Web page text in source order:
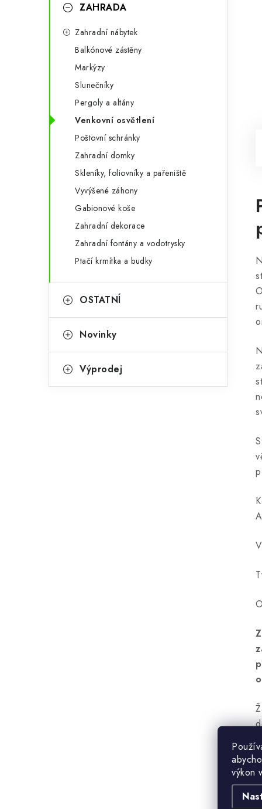
výkon
ZAHRADA
Zahradní nábytek
Balkónové zástěny
Markýzy
Slunečníky
Pergoly a altány
Venkovní osvětlení
Poštovní schránky
Zahradní domky
Skleníky, foliovníky a pařeniště
Vyvýšené záhony
Gabionové koše
Zahradní dekorace
Zahradní fontány a vodotrysky
Ptačí krmítka a budky
OSTATNÍ
Novinky
Výprodej